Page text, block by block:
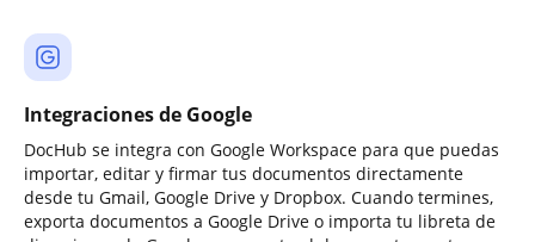
Integraciones de Google
DocHub se integra con Google Workspace para que puedas
importar, editar y firmar tus documentos directamente
desde tu Gmail, Google Drive y Dropbox. Cuando termines,
exporta documentos a Google Drive o importa tu libreta de